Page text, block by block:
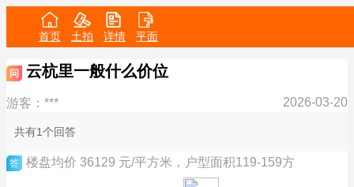
首页 土拍 详情 平面
问 云杭里一般什么价位
游客：*** 2026-03-20
共有1个回答
答 楼盘均价 36129 元/平方米，户型面积119-159方